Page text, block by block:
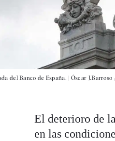
del Banco de España. | Óscar J.Barroso
El deterioro de
en las